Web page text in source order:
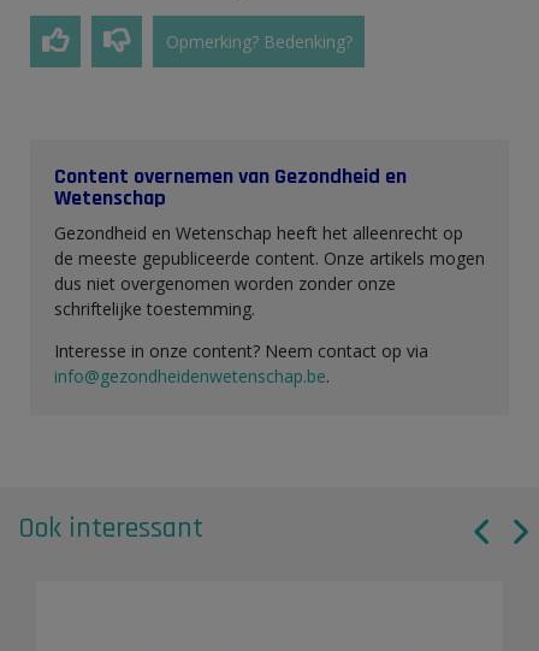
Opmerking? Bedenking?
Content overnemen van Gezondheid en
Wetenschap
Gezondheid en Wetenschap heeft het alleenrecht op
de meeste gepubliceerde content. Onze artikels mogen
dus niet overgenomen worden zonder onze
schriftelijke toestemming.
Interesse in onze content? Neem contact op via
info@gezondheidenwetenschap.be.
Ook interessant